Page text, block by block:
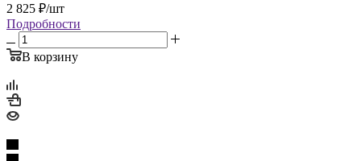
2 825 ₽/шт
Подробности
В корзину